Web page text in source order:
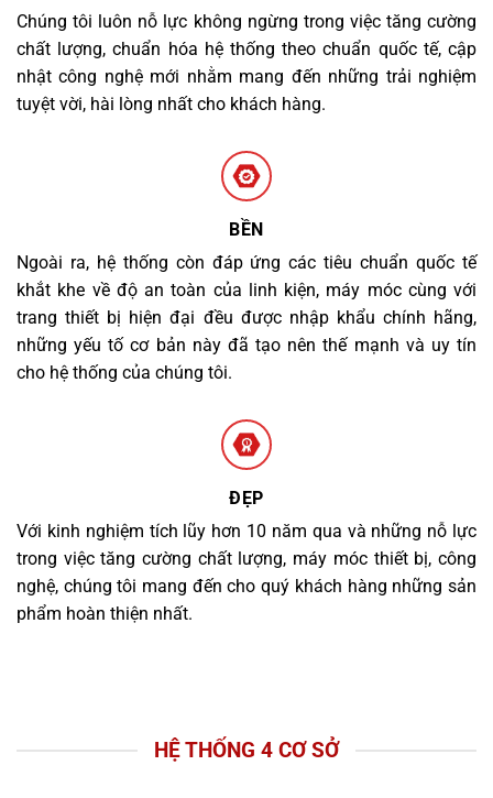
Chúng tôi luôn nỗ lực không ngừng trong việc tăng cường
chất lượng, chuẩn hóa hệ thống theo chuẩn quốc tế, cập
nhật công nghệ mới nhằm mang đến những trải nghiệm
tuyệt vời, hài lòng nhất cho khách hàng.
BỀN
Ngoài ra, hệ thống còn đáp ứng các tiêu chuẩn quốc tế
khắt khe về độ an toàn của linh kiện, máy móc cùng với
trang thiết bị hiện đại đều được nhập khẩu chính hãng,
những yếu tố cơ bản này đã tạo nên thế mạnh và uy tín
cho hệ thống của chúng tôi.
ĐẸP
Với kinh nghiệm tích lũy hơn 10 năm qua và những nỗ lực
trong việc tăng cường chất lượng, máy móc thiết bị, công
nghệ, chúng tôi mang đến cho quý khách hàng những sản
phẩm hoàn thiện nhất.
HỆ THỐNG 4 CƠ SỞ